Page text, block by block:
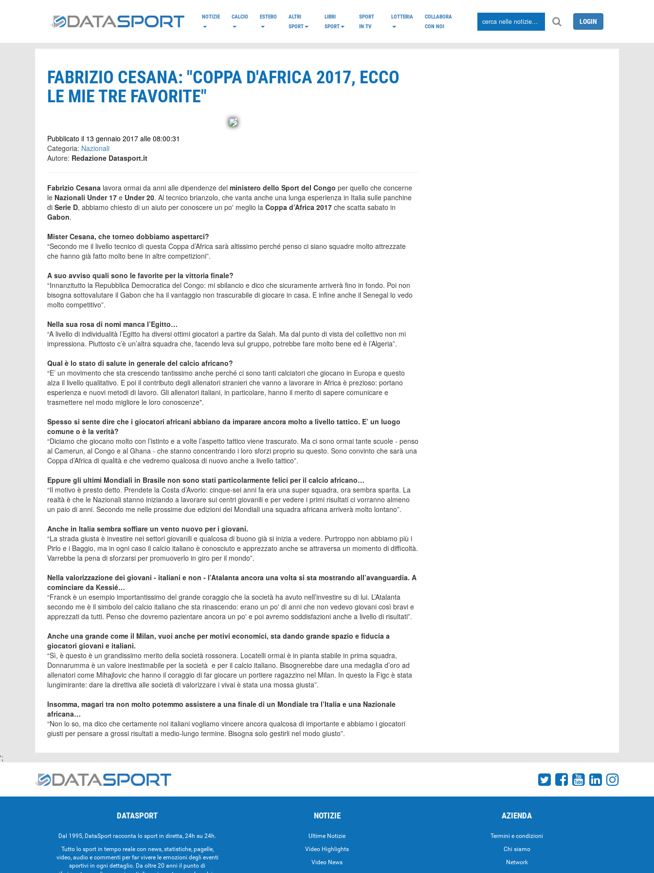
NOTIZIE CALCIO ESTERO
ALTRI
SPORT
LIBRI
SPORT
SPORT
IN TV
LOTTERIA
COLLABORA
CON NOI
LOGIN
FABRIZIO CESANA: "COPPA D'AFRICA 2017, ECCO
LE MIE TRE FAVORITE"
Pubblicato il 13 gennaio 2017 alle 08:00:31
Categoria: Nazionali
Autore: Redazione Datasport.it
Fabrizio Cesana lavora ormai da anni alle dipendenze del ministero dello Sport del Congo per quello che concerne
le Nazionali Under 17 e Under 20. Al tecnico brianzolo, che vanta anche una lunga esperienza in Italia sulle panchine
di Serie D, abbiamo chiesto di un aiuto per conoscere un po' meglio la Coppa d’Africa 2017 che scatta sabato in
Gabon.
Mister Cesana, che torneo dobbiamo aspettarci?
“Secondo me il livello tecnico di questa Coppa d’Africa sarà altissimo perché penso ci siano squadre molto attrezzate
che hanno già fatto molto bene in altre competizioni”.
A suo avviso quali sono le favorite per la vittoria finale?
“Innanzitutto la Repubblica Democratica del Congo: mi sbilancio e dico che sicuramente arriverà fino in fondo. Poi non
bisogna sottovalutare il Gabon che ha il vantaggio non trascurabile di giocare in casa. E infine anche il Senegal lo vedo
molto competitivo”.
Nella sua rosa di nomi manca l’Egitto…
“A livello di individualità l’Egitto ha diversi ottimi giocatori a partire da Salah. Ma dal punto di vista del collettivo non mi
impressiona. Piuttosto c’è un’altra squadra che, facendo leva sul gruppo, potrebbe fare molto bene ed è l’Algeria”.
Qual è lo stato di salute in generale del calcio africano?
“E’ un movimento che sta crescendo tantissimo anche perché ci sono tanti calciatori che giocano in Europa e questo
alza il livello qualitativo. E poi il contributo degli allenatori stranieri che vanno a lavorare in Africa è prezioso: portano
esperienza e nuovi metodi di lavoro. Gli allenatori italiani, in particolare, hanno il merito di sapere comunicare e
trasmettere nel modo migliore le loro conoscenze".
Spesso si sente dire che i giocatori africani abbiano da imparare ancora molto a livello tattico. E’ un luogo
comune o è la verità?
“Diciamo che giocano molto con l’istinto e a volte l’aspetto tattico viene trascurato. Ma ci sono ormai tante scuole - penso
al Camerun, al Congo e al Ghana - che stanno concentrando i loro sforzi proprio su questo. Sono convinto che sarà una
Coppa d’Africa di qualità e che vedremo qualcosa di nuovo anche a livello tattico”.
Eppure gli ultimi Mondiali in Brasile non sono stati particolarmente felici per il calcio africano…
“Il motivo è presto detto. Prendete la Costa d’Avorio: cinque-sei anni fa era una super squadra, ora sembra sparita. La
realtà è che le Nazionali stanno iniziando a lavorare sui centri giovanili e per vedere i primi risultati ci vorranno almeno
un paio di anni. Secondo me nelle prossime due edizioni dei Mondiali una squadra africana arriverà molto lontano”.
Anche in Italia sembra soffiare un vento nuovo per i giovani.
“La strada giusta è investire nei settori giovanili e qualcosa di buono già si inizia a vedere. Purtroppo non abbiamo più i
Pirlo e i Baggio, ma in ogni caso il calcio italiano è conosciuto e apprezzato anche se attraversa un momento di difficoltà.
Varrebbe la pena di sforzarsi per promuoverlo in giro per il mondo”.
Nella valorizzazione dei giovani - italiani e non - l’Atalanta ancora una volta si sta mostrando all’avanguardia. A
cominciare da Kessié…
“Franck è un esempio importantissimo del grande coraggio che la società ha avuto nell’investire su di lui. L’Atalanta
secondo me è il simbolo del calcio italiano che sta rinascendo: erano un po' di anni che non vedevo giovani così bravi e
apprezzati da tutti. Penso che dovremo pazientare ancora un po' e poi avremo soddisfazioni anche a livello di risultati”.
Anche una grande come il Milan, vuoi anche per motivi economici, sta dando grande spazio e fiducia a
giocatori giovani e italiani.
“Sì, è questo è un grandissimo merito della società rossonera. Locatelli ormai è in pianta stabile in prima squadra,
Donnarumma è un valore inestimabile per la società e per il calcio italiano. Bisognerebbe dare una medaglia d’oro ad
allenatori come Mihajlovic che hanno il coraggio di far giocare un portiere ragazzino nel Milan. In questo la Figc è stata
lungimirante: dare la direttiva alle società di valorizzare i vivai è stata una mossa giusta”.
Insomma, magari tra non molto potemmo assistere a una finale di un Mondiale tra l’Italia e una Nazionale
africana…
“Non lo so, ma dico che certamente noi italiani vogliamo vincere ancora qualcosa di importante e abbiamo i giocatori
giusti per pensare a grossi risultati a medio-lungo termine. Bisogna solo gestirli nel modo giusto”.
';
DATASPORT
Dal 1995, DataSport racconta lo sport in diretta, 24h su 24h.
Tutto lo sport in tempo reale con news, statistiche, pagelle,
video, audio e commenti per far vivere le emozioni degli eventi
sportivi in ogni dettaglio. Da oltre 20 anni il punto di
NOTIZIE
Ultime Notizie
Video Highlights
Video News
AZIENDA
Termini e condizioni
Chi siamo
Network